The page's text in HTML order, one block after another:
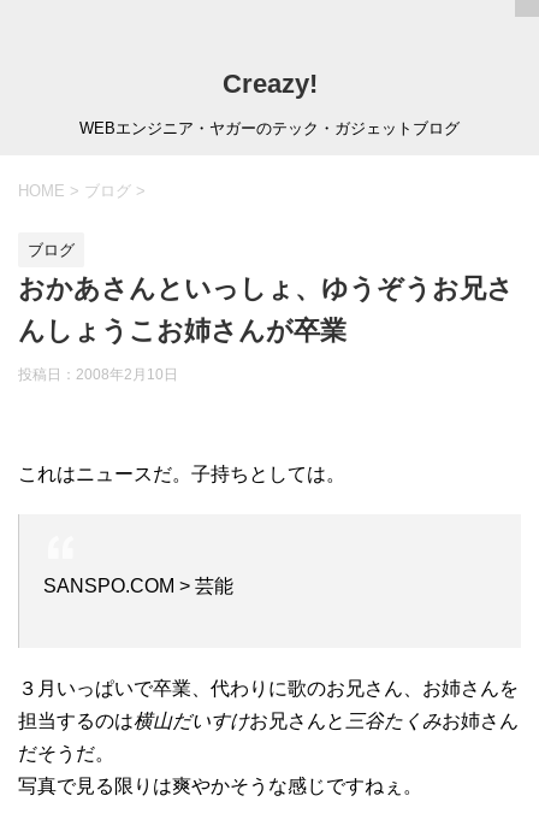
Creazy!
WEBエンジニア・ヤガーのテック・ガジェットブログ
HOME > ブログ >
ブログ
おかあさんといっしょ、ゆうぞうお兄さ
んしょうこお姉さんが卒業
投稿日： 2008年2月10日
これはニュースだ。子持ちとしては。
SANSPO.COM > 芸能
３月いっぱいで卒業、代わりに歌のお兄さん、お姉さんを
担当するのは横山だいすけお兄さんと 三谷たくみお姉さん
だそうだ。
写真で見る限りは爽やかそうな感じですねぇ。